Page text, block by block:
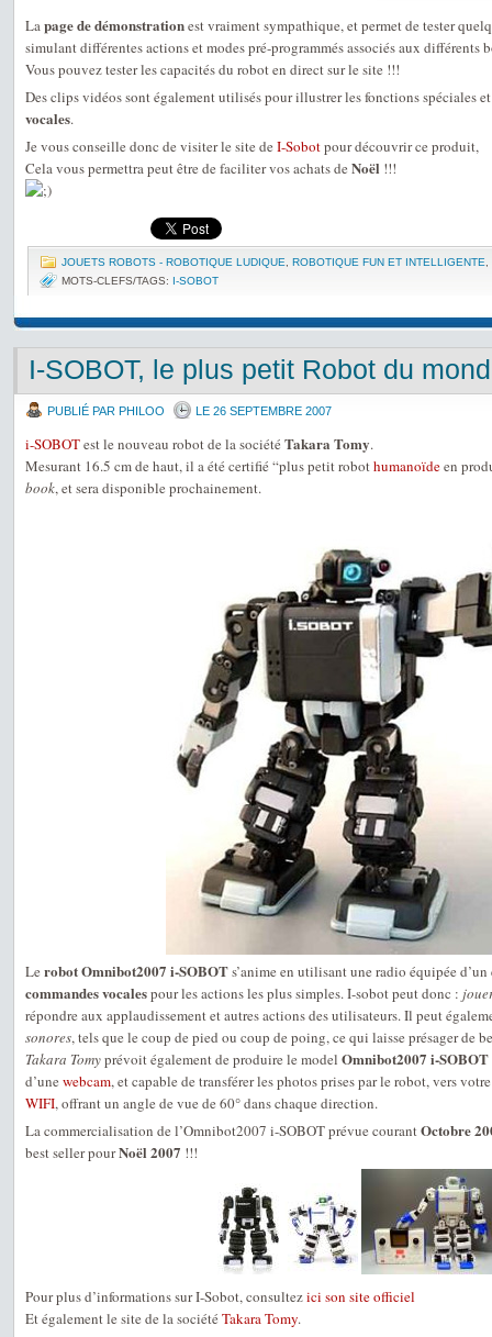
Lapage de démonstrationest vraiment sympathique, et permet de tester
simulant différentes actions et modes pré-programmés associés aux différents
Vous pouvez tester les capacités du robot en direct sur le site !!!
Des clips vidéos sont également utilisés pour illustrer les fonctions spéciales
vocales.
Je vous conseille donc de visiter le site de I-Sobotpour découvrir ce produit,
Cela vous permettra peut être de faciliter vos achats de Noël !!!
JOUETS ROBOTS - ROBOTIQUE LUDIQUE ROBOTIQUE FUN ET INTELLIGENTE
MOTS-CLEFS/TAGS: I-SOBOT
I-SOBOT, le plus petit Robot du
PUBLIÉ PAR PHILOO LE 26 SEPTEMBRE 2007
i-SOBOTest le nouveau robot de la société Takara Tomy.
Mesurant 16.5 cm de haut, il a été certifié “plus petit robothumanoïdeen
book, et sera disponible prochainement.
Le robot Omnibot2007 i-SOBOTs’anime en utilisant une radio équipée
commandes vocalespour les actions les plus simples. I-sobot peut donc :
répondre aux applaudissement et autres actions des utilisateurs. Il peut
sonores, tels que le coup de pied ou coup de poing, ce qui laisse présager de
Takara Tomyprévoit également de produire le model Omnibot2007 i-
d’une webcam, et capable de transférer les photos prises par le robot, vers
WIFI, offrant un angle de vue de 60° dans chaque direction.
La commercialisation de l’Omnibot2007 i-SOBOT prévue courantOctobre
best seller pourNoël 2007 !!!
Pour plus d’informations sur I-Sobot, consultezici son site officiel
Et également le site de la société Takara Tomy.